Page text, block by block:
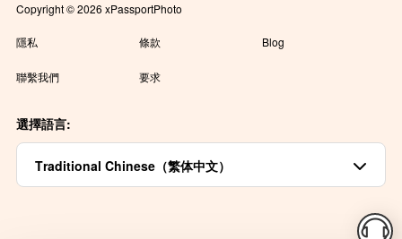
Copyright © 2026 xPassportPhoto
隱私 條款 Blog
聯繫我們 要求
選擇語言:
Traditional Chinese（繁体中文）